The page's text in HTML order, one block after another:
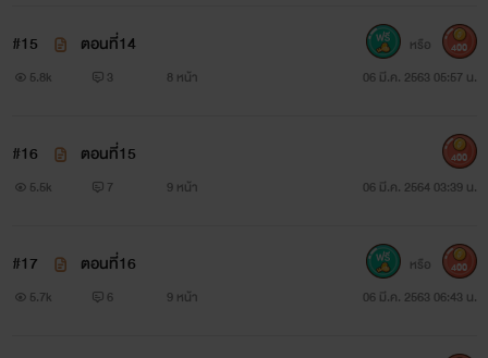
#15 ตอนที่14
5.8k 3 8 หน้า 06 มี.ค. 2563 05:57 น.
หรือ 400
#16 ตอนที่15
5.5k 7 9 หน้า 06 มี.ค. 2564 03:39 น.
400
#17 ตอนที่16
5.7k 6 9 หน้า 06 มี.ค. 2563 06:43 น.
หรือ 400